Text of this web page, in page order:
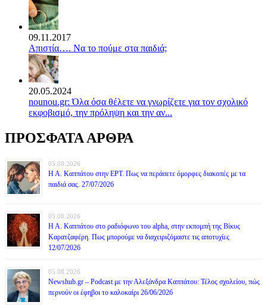
09.11.2017
Απιστία…. Να το πούμε στα παιδιά;
20.05.2024
nounou.gr: Όλα όσα θέλετε να γνωρίζετε για τον σχολικό
εκφοβισμό, την πρόληψη και την αν...
ΠΡΟΣΦΑΤΑ ΑΡΘΡΑ
05.08.2026
Η Α. Καππάτου στην ΕΡΤ. Πως να περάσετε όμορφες διακοπές με τα
παιδιά σας. 27/07/2026
05.08.2026
Η Α. Καππάτου στο ραδιόφωνο του alpha, στην εκπομπή της Βίκυς
Καρατζαφέρη. Πως μπορούμε να διαχειριζόμαστε τις αποτυχίες
12/07/2026
05.08.2026
Newshub.gr – Podcast με την Αλεξάνδρα Καππάτου: Τέλος σχολείου, πώς
περνούν οι έφηβοι το καλοκαίρι 26/06/2026